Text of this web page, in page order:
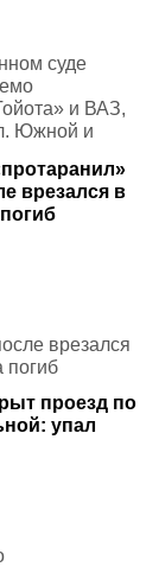
суде
и ВАЗ,
Южной и
врезался в
врезался
погиб
проезд по
упал